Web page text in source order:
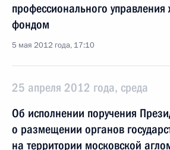
профессионального
фондом
5 мая 2012 года, 17:10
25 апреля 2012 года, среда
Об исполнении поручения
о размещении органов
на территории московской